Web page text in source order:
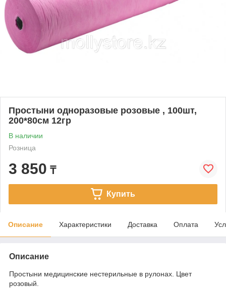
Простыни одноразовые розовые , 100шт,
200*80см 12гр
В наличии
Розница
3 850 ₸
Купить
Описание Характеристики Доставка Оплата
Описание
Простыни медицинские нестерильные в рулонах. Цвет
розовый.